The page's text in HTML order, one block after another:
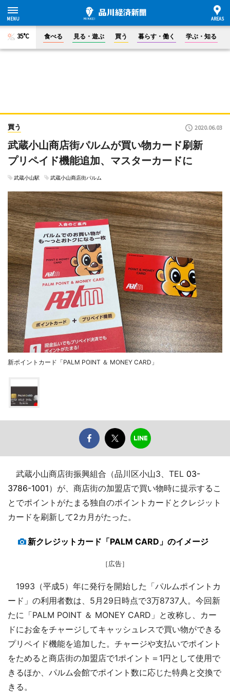
35°C 食べる 見る・遊ぶ 買う 暮らす・働く 学ぶ・知る
買う 2020.06.03
武蔵小山商店街パルムが買い物カード刷新
プリペイド機能追加、マスターカードに
武蔵小山駅 武蔵小山商店街パルム
新ポイントカード「PALM POINT ＆ MONEY CARD」
武蔵小山商店街振興組合（品川区小山3、TEL 03-
3786-1001）が、商店街の加盟店で買い物時に提示するこ
とでポイントがたまる独自のポイントカードとクレジット
カードを刷新して2カ月がたった。
新クレジットカード「PALM CARD」のイメージ
［広告］
1993（平成5）年に発行を開始した「パルムポイントカ
ード」の利用者数は、5月29日時点で3万8737人。今回新
たに「PALM POINT ＆ MONEY CARD」と改称し、カー
ドにお金をチャージしてキャッシュレスで買い物ができる
プリペイド機能を追加した。チャージや支払いでポイント
をためると商店街の加盟店で1ポイント＝1円として使用で
きるほか、パルム会館でポイント数に応じた特典と交換で
きる。